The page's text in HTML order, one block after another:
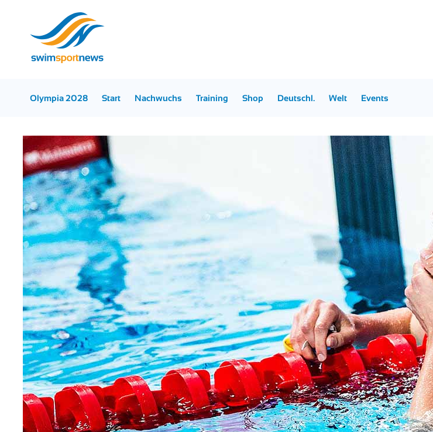
Olympia 2028 Start Nachwuchs Training Shop Deutschl. Welt Events